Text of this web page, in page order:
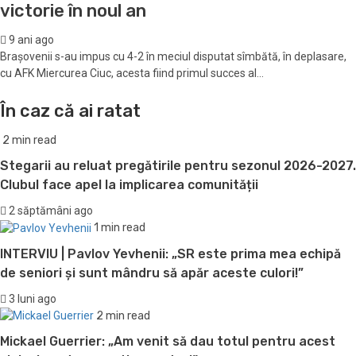
victorie în noul an
9 ani ago
Braşovenii s-au impus cu 4-2 în meciul disputat sîmbătă, în deplasare,
cu AFK Miercurea Ciuc, acesta fiind primul succes al...
În caz că ai ratat
2 min read
Stegarii au reluat pregătirile pentru sezonul 2026-2027.
Clubul face apel la implicarea comunității
2 săptămâni ago
1 min read
INTERVIU | Pavlov Yevhenii: „SR este prima mea echipă
de seniori și sunt mândru să apăr aceste culori!”
3 luni ago
2 min read
Mickael Guerrier: „Am venit să dau totul pentru acest